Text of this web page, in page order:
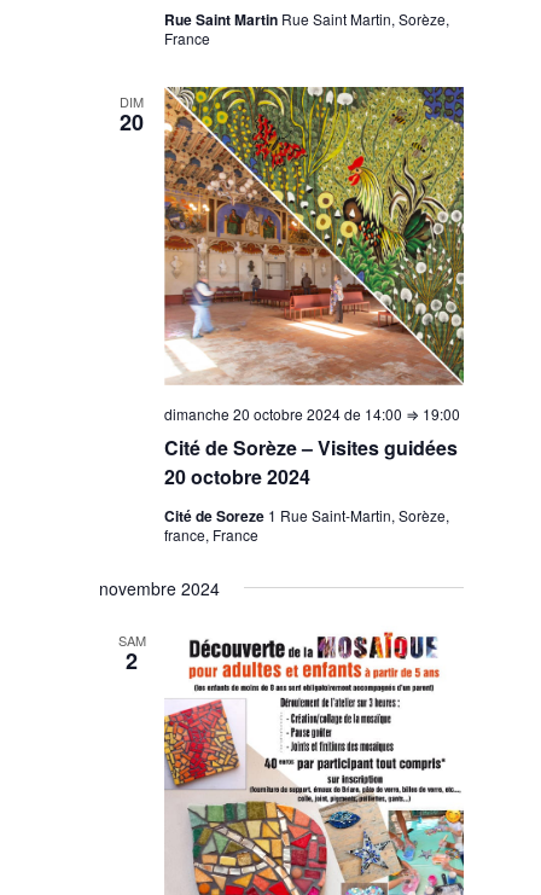
Rue Saint Martin Rue Saint Martin, Sorèze,
France
DIM
20
Cité de Sorèze – Visites guidées
20 octobre 2024
dimanche 20 octobre 2024 de 14:00 ⇒ 19:00
Cité de Soreze 1 Rue Saint-Martin, Sorèze,
france, France
novembre 2024
SAM
2